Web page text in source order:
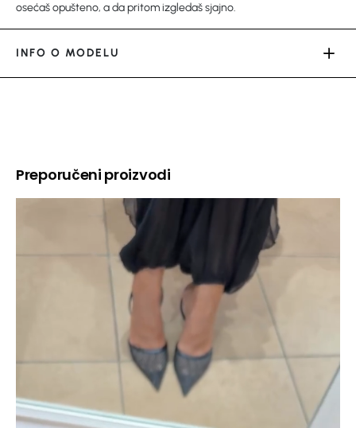
osećaš opušteno, a da pritom izgledaš sjajno.
INFO O MODELU
Preporučeni proizvodi